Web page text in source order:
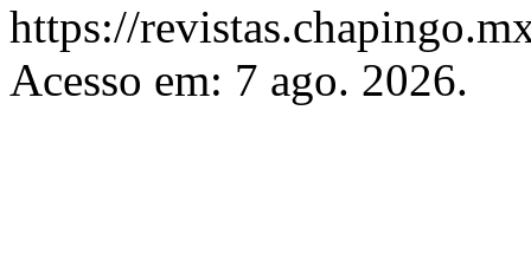
https://
Acesso em: 7 ago. 2026.